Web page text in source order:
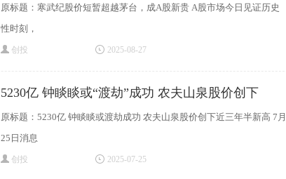
原标题：寒武纪股价短暂超越茅台，成A股新贵 A股市场今日见证历史
性时刻，
创投 2025-08-27
5230亿 钟睒睒或“渡劫”成功 农夫山泉股价创下
原标题：5230亿 钟睒睒或渡劫成功 农夫山泉股价创下近三年半新高 7月
25日消息
创投 2025-07-25